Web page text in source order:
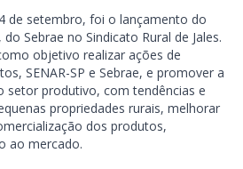
de setembro, foi o lançamento do
Sebrae no Sindicato Rural de Jales.
objetivo realizar ações de
SENAR-SP e Sebrae, e promover a
setor produtivo, com tendências e
propriedades rurais, melhorar
dos produtos,
ao mercado.